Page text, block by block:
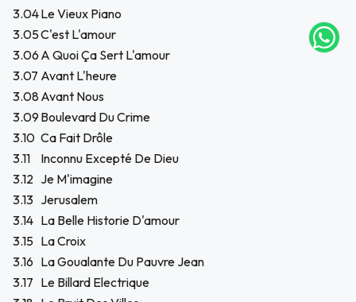
correo
JUGAR
3.04Le Vieux Piano
3.05C'est L'amour
3.06 A Quoi Ça Sert L'amour
3.07 Avant L'heure
3.08Avant Nous
3.09 Boulevard Du Crime
3.10 Ca Fait Drôle
3.11
Inconnu Excepté De Dieu
3.12 Je M'imagine
3.13 Jerusalem
3.14 La Belle Historie D'amour
3.15 La Croix
3.16 La Goualante Du Pauvre Jean
3.17 Le Billard Electrique